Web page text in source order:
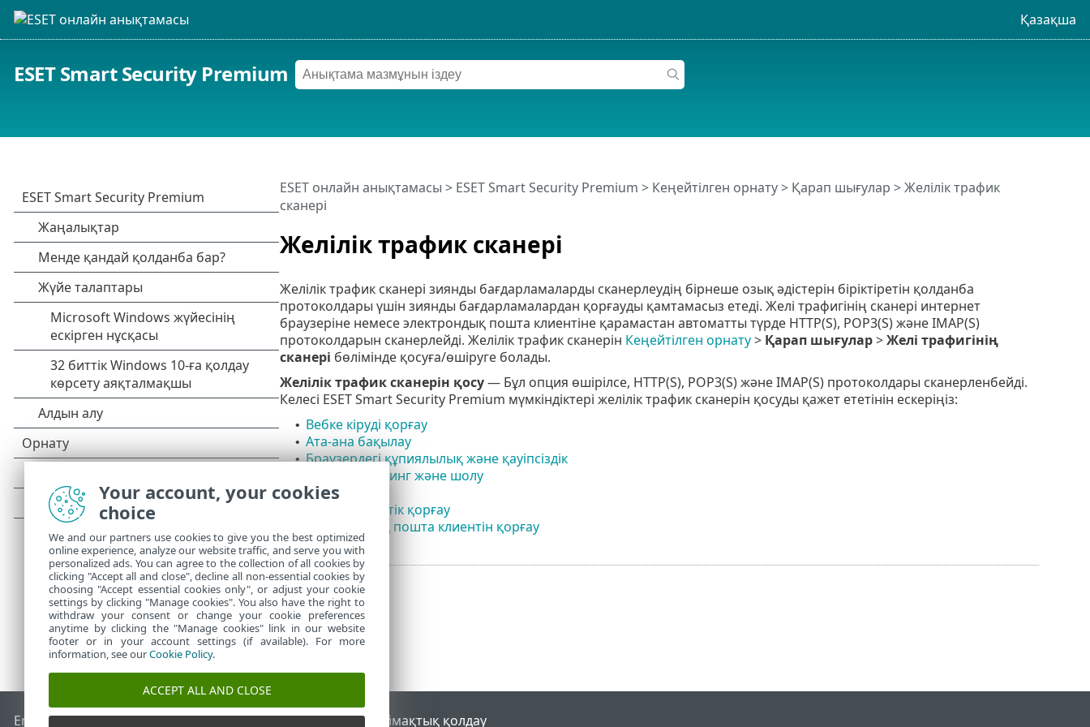
Қазақша
ESET Smart Security Premium
Желілік трафик сканері
ESET онлайн анықтамасы > ESET Smart Security Premium > Кеңейтілген орнату> Қарап шығулар > Желілік трафик
сканері
Желілік трафик сканері зиянды бағдарламаларды сканерлеудің бірнеше озық әдістерін біріктіретін қолданба
протоколдары үшін зиянды бағдарламалардан қорғауды қамтамасыз етеді. Желі трафигінің сканері интернет
браузеріне немесе электрондық пошта клиентіне қарамастан автоматты түрде HTTP(S), POP3(S) және IMAP(S)
протоколдарын сканерлейді. Желілік трафик сканерін Кеңейтілген орнату> Қарап шығулар>Желі трафигінің
сканері бөлімінде қосуға/өшіруге болады.
Желілік трафик сканерін қосу— Бұл опция өшірілсе, HTTP(S), POP3(S) және IMAP(S) протоколдары сканерленбейді.
Келесі ESET Smart Security Premium мүмкіндіктері желілік трафик сканерін қосуды қажет ететінін ескеріңіз:
• Вебке кіруді қорғау
• Ата-ана бақылау
• Браузердегі құпиялылық және қауіпсіздік
Қауіпсіз банкинг және шолу
• SSL/TLS
Антифишингтік қорғау
Электрондық пошта клиентін қорғау
End of LifeESET білім қорыESET форумыESET Status Portal Аймақтық қолдау
Your account, your cookies
choice
We and our partners use cookies to give you the best optimized
online experience, analyze our website traffic, and serve you with
personalized ads. You can agree to the collection of all cookies by
clicking "Accept all and close", decline all non-essential cookies by
choosing "Accept essential cookies only", or adjust your cookie
settings by clicking "Manage cookies". You also have the right to
withdraw your consent or change your cookie preferences
anytime by clicking the "Manage cookies" link in our website
footer or in your account settings (if available). For more
information, see ourCookie Policy.
ACCEPT ALL AND CLOSE